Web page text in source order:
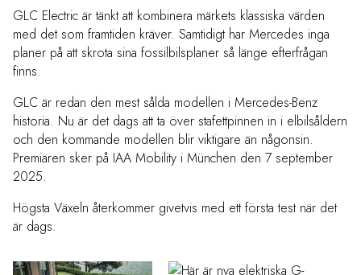
GLC Electric är tänkt att kombinera märkets klassiska värden
med det som framtiden kräver. Samtidigt har Mercedes inga
planer på att skrota sina fossilbilsplaner så länge efterfrågan
finns.
GLC är redan den mest sålda modellen i Mercedes-Benz
historia. Nu är det dags att ta över stafettpinnen in i elbilsåldern
och den kommande modellen blir viktigare än någonsin.
Premiären sker på IAA Mobility i München den 7 september
2025.
Högsta Växeln återkommer givetvis med ett första test när det
är dags.